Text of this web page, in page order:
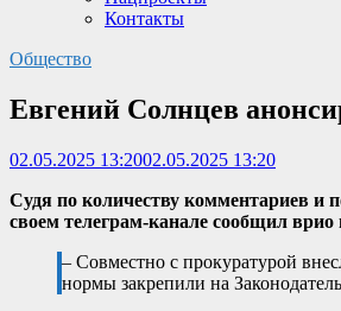
Контакты
Общество
Евгений Солнцев
02.05.2025 13:2002.05.2025 13:20
Судя по количеству комментариев и
своем телеграм-канале сообщил
– Совместно с прокуратурой
нормы закрепили на